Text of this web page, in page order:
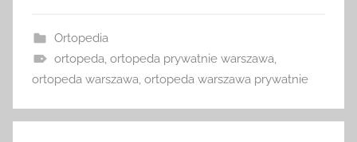
Ortopedia
ortopeda ortopeda prywatnie warszawa
ortopeda warszawa ortopeda warszawa prywatnie